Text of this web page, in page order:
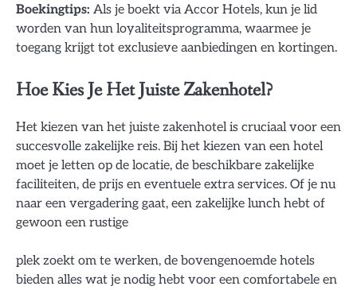
Boekingtips: Als je boekt via Accor Hotels, kun je lid
worden van hun loyaliteitsprogramma, waarmee je
toegang krijgt tot exclusieve aanbiedingen en kortingen.
Hoe Kies Je Het Juiste Zakenhotel?
Het kiezen van het juiste zakenhotel is cruciaal voor een
succesvolle zakelijke reis. Bij het kiezen van een hotel
moet je letten op de locatie, de beschikbare zakelijke
faciliteiten, de prijs en eventuele extra services. Of je nu
naar een vergadering gaat, een zakelijke lunch hebt of
gewoon een rustige
plek zoekt om te werken, de bovengenoemde hotels
bieden alles wat je nodig hebt voor een comfortabele en